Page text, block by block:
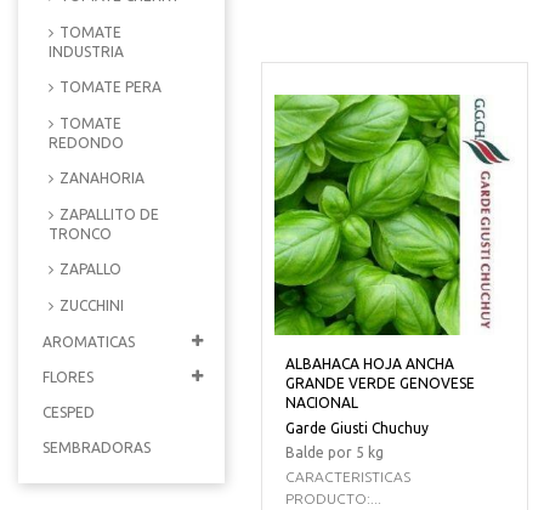
TOMATE
INDUSTRIA
TOMATE PERA
TOMATE
REDONDO
ZANAHORIA
ZAPALLITO DE
TRONCO
ZAPALLO
ZUCCHINI
AROMATICAS
FLORES
CESPED
SEMBRADORAS
ALBAHACA HOJA ANCHA
GRANDE VERDE GENOVESE
NACIONAL
Garde Giusti Chuchuy
Balde por 5 kg
CARACTERISTICAS
PRODUCTO:...